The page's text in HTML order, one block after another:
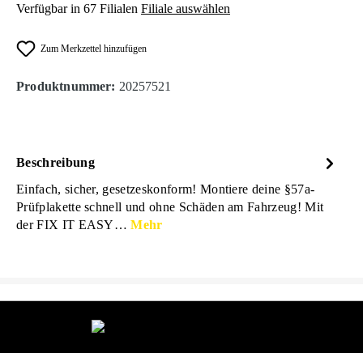
Verfügbar in 67 Filialen Filiale auswählen
Zum Merkzettel hinzufügen
Produktnummer: 20257521
Beschreibung
Einfach, sicher, gesetzeskonform! Montiere deine §57a-
Prüfplakette schnell und ohne Schäden am Fahrzeug! Mit
der FIX IT EASY…Mehr